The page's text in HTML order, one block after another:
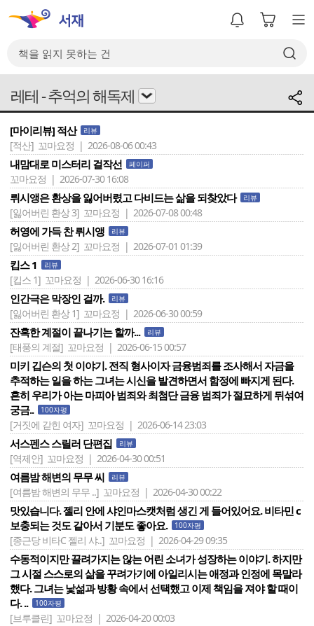
레테 - 추억의 해독제
[마이리뷰] 적산 리뷰
[적산] 꼬마요정 | 2026-08-06 00:43
내맘대로 미스터리 걸작선 페이퍼
꼬마요정 | 2026-07-30 16:08
뤼시앵은 환상을 잃어버렸고 다비드는 삶을 되찾았다 리뷰
[잃어버린 환상 3] 꼬마요정 | 2026-07-08 00:48
허영에 가득 찬 뤼시앵 리뷰
[잃어버린 환상 2] 꼬마요정 | 2026-07-01 01:39
킵스 1 리뷰
[킵스 1] 꼬마요정 | 2026-06-30 16:16
인간극은 막장인 걸까. 리뷰
[잃어버린 환상 1] 꼬마요정 | 2026-06-30 00:59
잔혹한 계절이 끝나기는 할까... 리뷰
[태풍의 계절] 꼬마요정 | 2026-06-15 00:57
미키 깁슨의 첫 이야기. 전직 형사이자 금융범죄를 조사해서 자금을
추적하는 일을 하는 그녀는 시신을 발견하면서 함정에 빠지게 된다.
흔히 우리가 아는 마피아 범죄와 최첨단 금융 범죄가 절묘하게 뒤섞여
궁금..
100자평
[거짓에 갇힌 여자] 꼬마요정 | 2026-06-14 23:03
서스펜스 스릴러 단편집 리뷰
[역제안] 꼬마요정 | 2026-04-30 00:51
여름밤 해변의 무무 씨 리뷰
[여름밤 해변의 무무 ..] 꼬마요정 | 2026-04-30 00:22
맛있습니다. 젤리 안에 샤인마스캣처럼 생긴 게 들어있어요. 비타민 c
보충되는 것도 같아서 기분도 좋아요.
100자평
[종근당 비타C 젤리 샤..] 꼬마요정 | 2026-04-29 09:35
수동적이지만 끌려가지는 않는 어린 소녀가 성장하는 이야기. 하지만
그 시절 스스로의 삶을 꾸려가기에 아일리시는 애정과 인정에 목말라
했다. 그녀는 낯섦과 방황 속에서 선택했고 이제 책임을 져야 할 때이
다. ..
100자평
[브루클린] 꼬마요정 | 2026-04-20 00:03